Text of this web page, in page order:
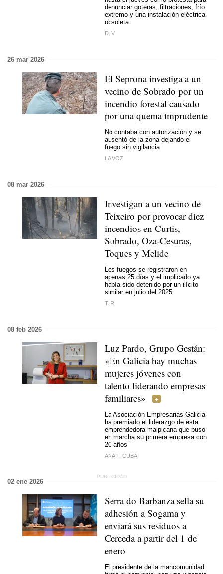
denunciar goteras, filtraciones, frío
extremo y una instalación eléctrica
obsoleta
D. V.
26 mar 2026
El Seprona investiga a un
vecino de Sobrado por un
incendio forestal causado
por una quema imprudente
No contaba con autorización y se
ausentó de la zona dejando el
fuego sin vigilancia
LA VOZ
08 mar 2026
Investigan a un vecino de
Teixeiro por provocar diez
incendios en Curtis,
Sobrado, Oza-Cesuras,
Toques y Melide
Los fuegos se registraron en
apenas 25 días y el implicado ya
había sido detenido por un ilícito
similar en julio del 2025
T. R.
08 feb 2026
Luz Pardo, Grupo Gestán:
«En Galicia hay muchas
mujeres jóvenes con
talento liderando empresas
familiares»
La Asociación Empresarias Galicia
ha premiado el liderazgo de esta
emprendedora malpicana que puso
en marcha su primera empresa con
20 años
ANA F. CUBA
02 ene 2026
Serra do Barbanza sella su
adhesión a Sogama y
enviará sus residuos a
Cerceda a partir del 1 de
enero
El presidente de la mancomunidad